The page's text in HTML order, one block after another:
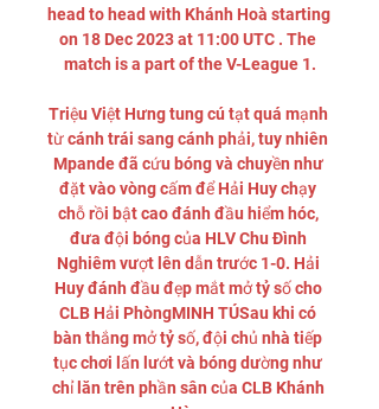
head to head with Khánh Hoà starting
on 18 Dec 2023 at 11:00 UTC . The
match is a part of the V-League 1.
Triệu Việt Hưng tung cú tạt quá mạnh
từ cánh trái sang cánh phải, tuy nhiên
Mpande đã cứu bóng và chuyền như
đặt vào vòng cấm để Hải Huy chạy
chỗ rồi bật cao đánh đầu hiểm hóc,
đưa đội bóng của HLV Chu Đình
Nghiêm vượt lên dẫn trước 1-0. Hải
Huy đánh đầu đẹp mắt mở tỷ số cho
CLB Hải PhòngMINH TÚSau khi có
bàn thắng mở tỷ số, đội chủ nhà tiếp
tục chơi lấn lướt và bóng dường như
chỉ lăn trên phần sân của CLB Khánh